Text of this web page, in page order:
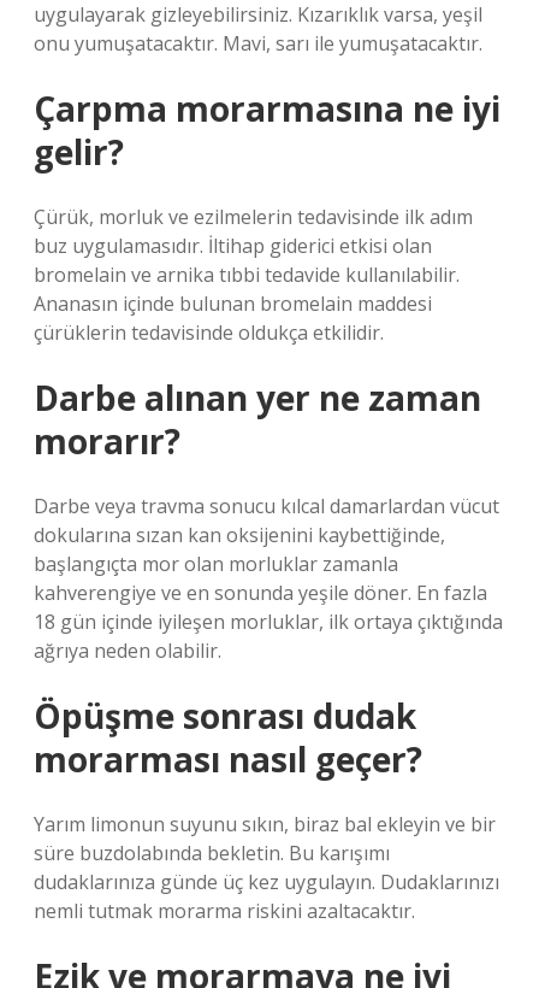
uygulayarak gizleyebilirsiniz. Kızarıklık varsa, yeşil
onu yumuşatacaktır. Mavi, sarı ile yumuşatacaktır.
Çarpma morarmasına ne iyi
gelir?
Çürük, morluk ve ezilmelerin tedavisinde ilk adım
buz uygulamasıdır. İltihap giderici etkisi olan
bromelain ve arnika tıbbi tedavide kullanılabilir.
Ananasın içinde bulunan bromelain maddesi
çürüklerin tedavisinde oldukça etkilidir.
Darbe alınan yer ne zaman
morarır?
Darbe veya travma sonucu kılcal damarlardan vücut
dokularına sızan kan oksijenini kaybettiğinde,
başlangıçta mor olan morluklar zamanla
kahverengiye ve en sonunda yeşile döner. En fazla
18 gün içinde iyileşen morluklar, ilk ortaya çıktığında
ağrıya neden olabilir.
Öpüşme sonrası dudak
morarması nasıl geçer?
Yarım limonun suyunu sıkın, biraz bal ekleyin ve bir
süre buzdolabında bekletin. Bu karışımı
dudaklarınıza günde üç kez uygulayın. Dudaklarınızı
nemli tutmak morarma riskini azaltacaktır.
Ezik ve morarmaya ne iyi